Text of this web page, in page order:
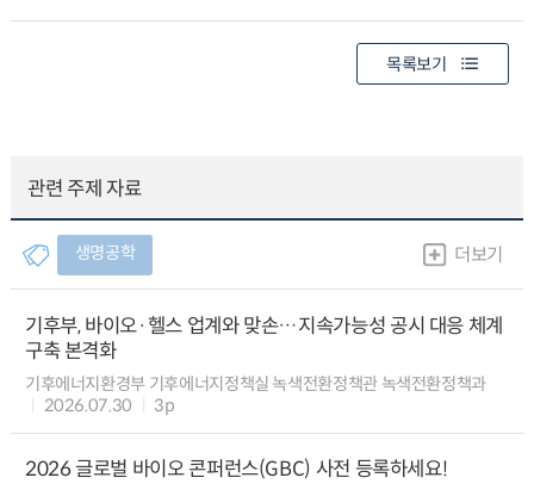
목록보기
관련 주제 자료
생명공학 더보기
기후부, 바이오·헬스 업계와 맞손…지속가능성 공시 대응 체계
구축 본격화
기후에너지환경부 기후에너지정책실 녹색전환정책관 녹색전환정책과
2026.07.30
3p
2026 글로벌 바이오 콘퍼런스(GBC) 사전 등록하세요!